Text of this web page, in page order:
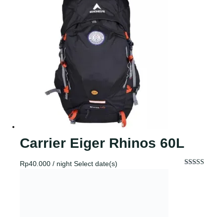
Carrier Eiger Rhinos 60L
Rp40.000 / night Select date(s)